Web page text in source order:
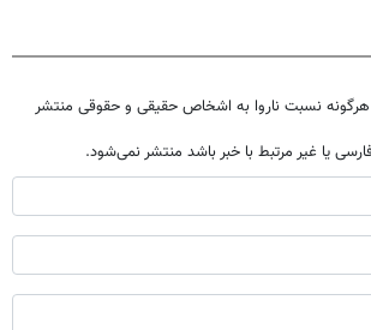
نسبت ناروا به اشخاص حقیقی و حقوقی منتشر
یا غیر مرتبط با خبر باشد منتشر نمی‌شود.